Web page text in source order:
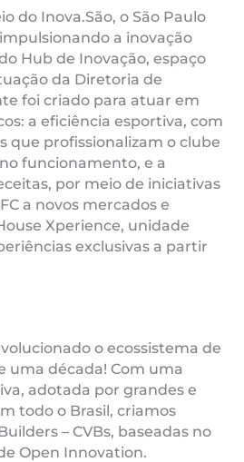
do Inova.São, o São Paulo
a inovação
Hub de Inovação, espaço
da Diretoria de
foi criado para atuar em
a eficiência esportiva, com
que profissionalizam o clube
funcionamento, e a
por meio de iniciativas
a novos mercados e
Xperience, unidade
exclusivas a partir
o ecossistema de
uma década! Com uma
adotada por grandes e
todo o Brasil, criamos
– CVBs, baseadas no
Open Innovation.